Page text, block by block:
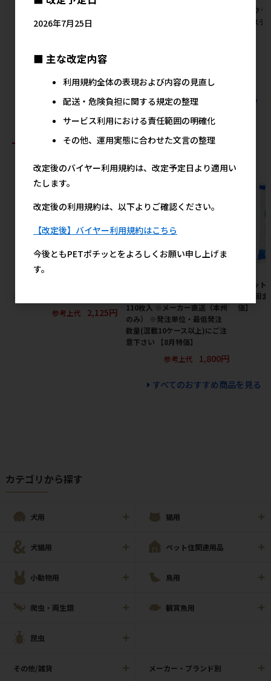
水筒 ステンレスボトル S シル
2,100円
[ルーク
水筒 ス
すべてのルークランの人気商品を見る
おすすめ商品
ネスリード まり S レッド
参考上代
2,125円
110枚入 ※メーカー直送（本州
のみ） ※発注単位・最低発注
数量(混載10ケース以上)にご注
意下さい 【8月特価】
参考上代
1,800円
［ペッ
プロ 固
価】
すべてのおすすめ商品を見る
カテゴリから探す
犬用 猫用
犬猫用 ペット住関連用品
小動物用 鳥用
爬虫・両生類 観賞魚用
昆虫
その他/雑貨 メーカー・ブランド別
2026年7月25日
■ 主な改定内容
利用規約全体の表現および内容の見直し
配送・危険負担に関する規定の整理
サービス利用における責任範囲の明確化
その他、運用実態に合わせた文言の整理
改定後のバイヤー利用規約は、改定予定日より適用い
たします。
改定後の利用規約は、以下よりご確認ください。
【改定後】バイヤー利用規約はこちら
今後ともPETポチッとをよろしくお願い申し上げま
す。